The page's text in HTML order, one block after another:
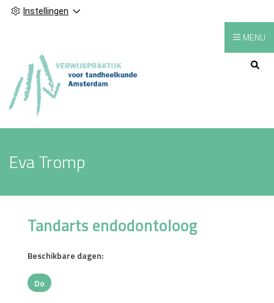
Instellingen
Hoofdmenu
MENU
Eva Tromp
Tandarts endodontoloog
Beschikbare dagen:
Donderdag
Do